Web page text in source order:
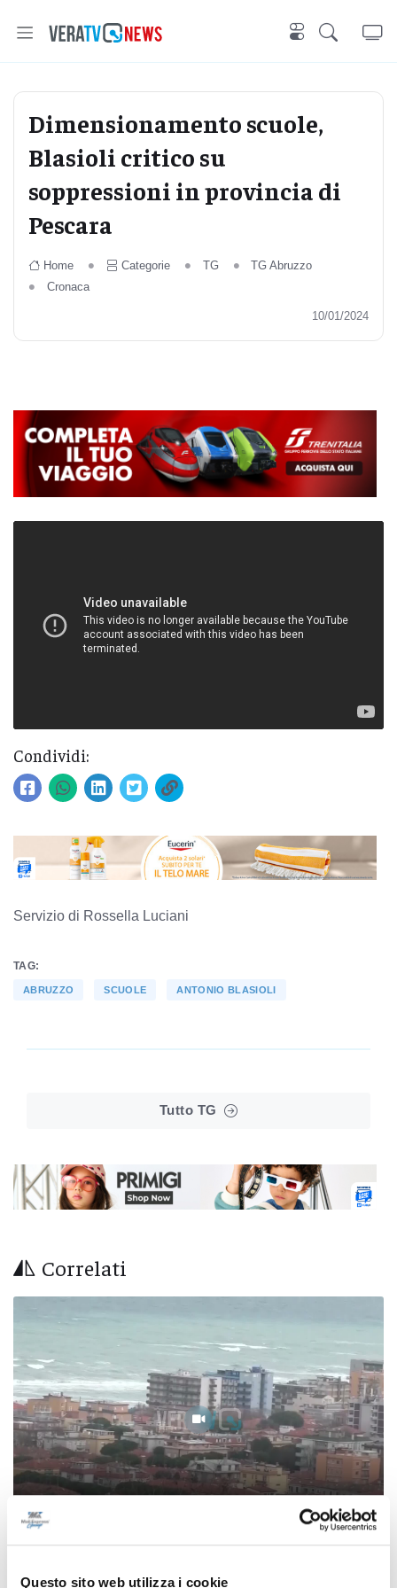
Questo sito web utilizza i cookie
Dimensionamento scuole,
Blasioli critico su
soppressioni in provincia di
Pescara
Home Categorie TG
TG Abruzzo
Cronaca
10/01/2024
Condividi:
Servizio di Rossella Luciani
TAG:
ABRUZZO SCUOLE ANTONIO BLASIOLI
Tutto TG
Correlati